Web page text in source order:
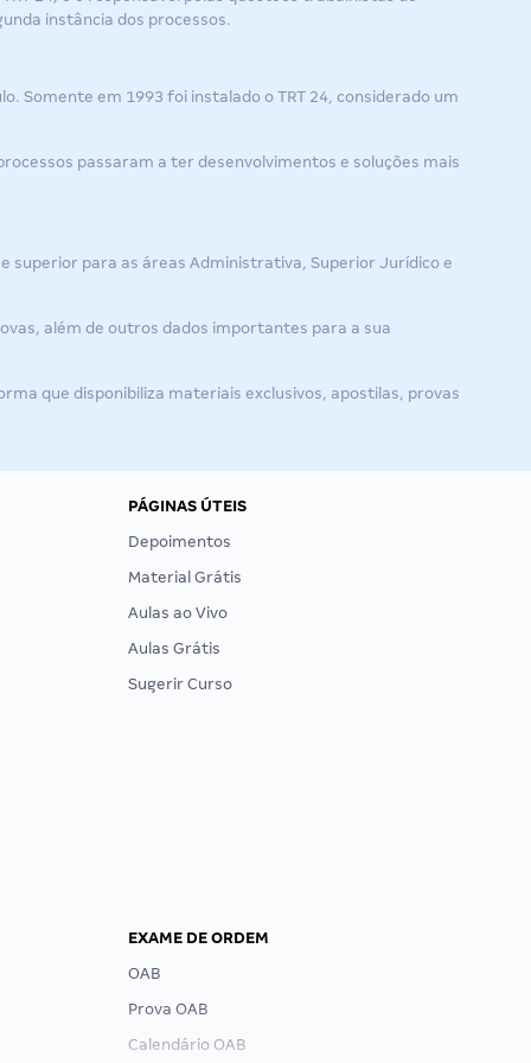
instância dos processos.
Somente em 1993 foi instalado o TRT 24, considerado um
passaram a ter desenvolvimentos e soluções mais
e superior para as áreas Administrativa, Superior Jurídico e
além de outros dados importantes para a sua
que disponibiliza materiais exclusivos, apostilas, provas
PÁGINAS ÚTEIS
Depoimentos
Material Grátis
Aulas ao Vivo
Aulas Grátis
Sugerir Curso
EXAME DE ORDEM
OAB
Prova OAB
Calendário OAB